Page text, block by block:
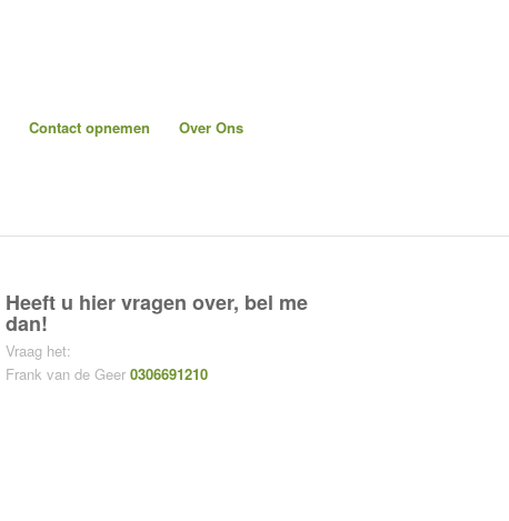
Contact opnemen Over Ons
Heeft u hier vragen over, bel me
dan!
Vraag het:
Frank van de Geer 0306691210